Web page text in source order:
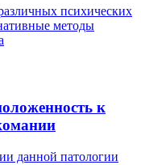
психических
методы
к
данной патологии